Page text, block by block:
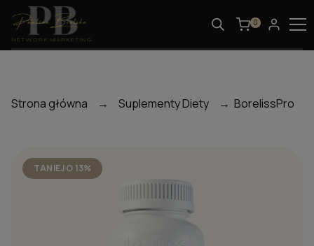
0
Strona główna → Suplementy Diety → BorelissPro
TANIEJ O 13%